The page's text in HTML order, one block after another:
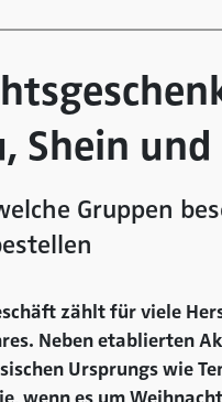
Shein und
Gruppen
zählt für viele
Neben etablierten
Ursprungs wie